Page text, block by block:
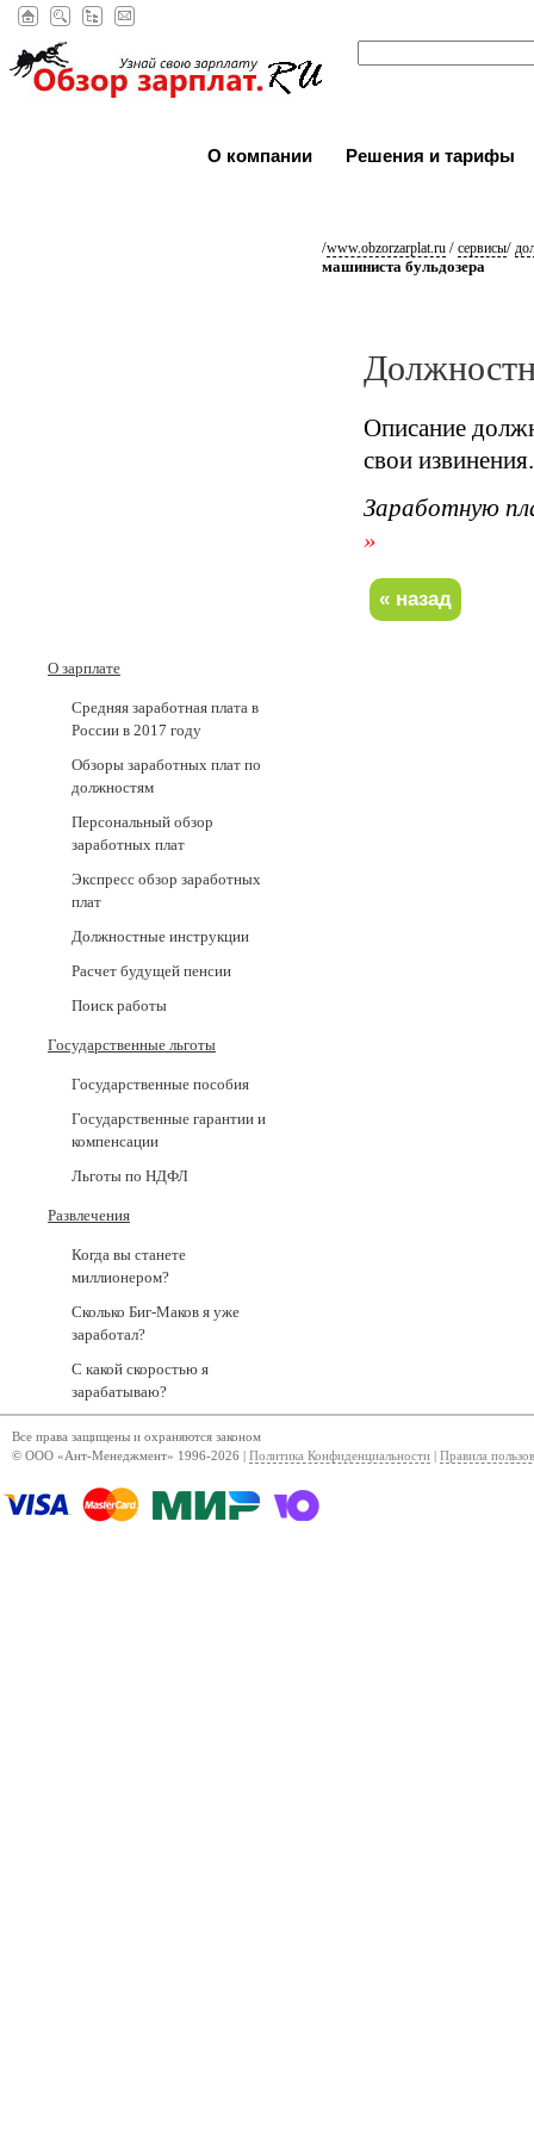
О компании Решения и тарифы
/www.obzorzarplat.ru / сервисы/
машиниста бульдозера
О зарплате
Средняя заработная плата в
России в 2017 годy
Обзоры заработных плат по
должностям
Персональный обзор
заработных плат
Экспресс обзор заработных
плат
Должностные инструкции
Расчет будущей пенсии
Поиск работы
Государственные льготы
Государственные пособия
Государственные гарантии и
компенсации
Льготы по НДФЛ
Развлечения
Когда вы станете
миллионером?
Сколько Биг-Маков я уже
заработал?
С какой скоростью я
зарабатываю?
Описание
свои извинения.
Заработную
»
Все права защищены и охраняются законом
© ООО «Ант-Менеджмент» 1996-2026 | Политика Конфиденциальности Правила